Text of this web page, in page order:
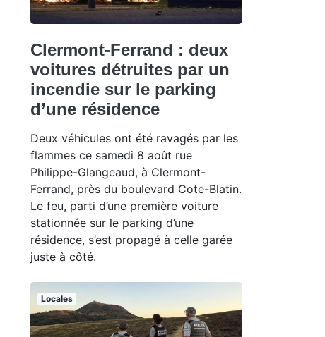
Clermont-Ferrand : deux
voitures détruites par un
incendie sur le parking
d’une résidence
Deux véhicules ont été ravagés par les
flammes ce samedi 8 août rue
Philippe-Glangeaud, à Clermont-
Ferrand, près du boulevard Cote-Blatin.
Le feu, parti d’une première voiture
stationnée sur le parking d’une
résidence, s’est propagé à celle garée
juste à côté.
Locales